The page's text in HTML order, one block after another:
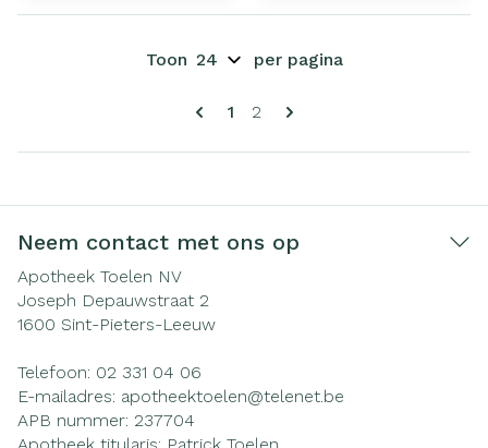
Pagina's
U lees momenteel pagina
1 Pagina
2
Toon per pagina
Neem contact met ons op
Apotheek Toelen NV
Joseph Depauwstraat 2
1600 Sint-Pieters-Leeuw
Telefoon: 02 331 04 06
E-mailadres: apotheektoelen@telenet.be
APB nummer: 237704